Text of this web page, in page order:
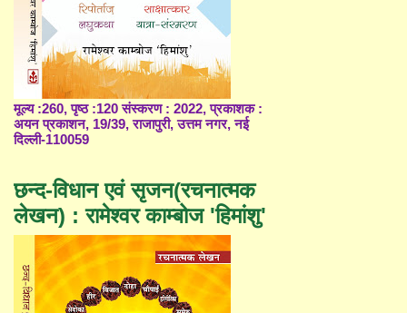
मूल्य :260, पृष्ठ :120 संस्करण : 2022, प्रकाशक :
अयन प्रकाशन, 19/39, राजापुरी, उत्तम नगर, नई
दिल्ली-110059
छन्द-विधान एवं सृजन(रचनात्मक
लेखन) : रामेश्वर काम्बोज 'हिमांशु'